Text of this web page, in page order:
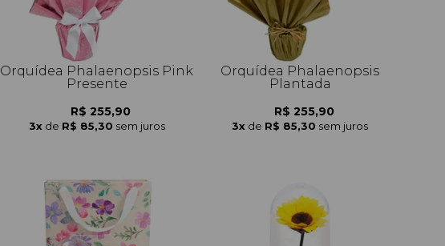
Orquídea Phalaenopsis Pink
Presente
R$ 255,90
3x de R$ 85,30 sem juros
Orquídea Phalaenopsis
Plantada
R$ 255,90
3x de R$ 85,30 sem juros